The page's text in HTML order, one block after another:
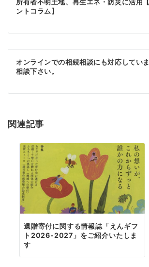
稿
ビ
ゲ
ー
シ
ン
ントコラム】
オンラインでの相続相談にも対応してい
相談下さい。
関連記事
遺贈寄付に関する情報誌「えんギフ
ト2026-2027」をご紹介いたしま
す